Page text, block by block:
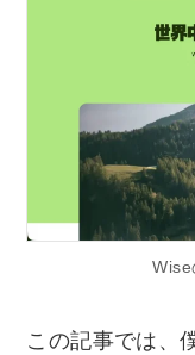
Wise
この記事では、